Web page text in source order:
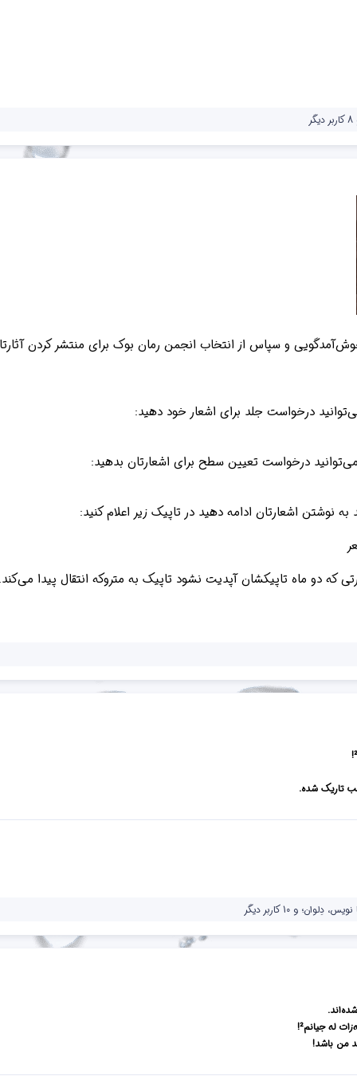
و سپاس از انتخاب انجمن رمان بوک برای منتشر کردن
درخواست جلد برای اشعار خود دهید:
درخواست تعیین سطح برای اشعارتان بدهید:
نوشتن اشعارتان ادامه دهید در تاپیک زیر اعلام کنید:
که دو ماه تاپیکشان آپدیت نشود تاپیک به متروکه انتقال پیدا
تاریک شده.
نویس، دِلوان؛ و 10 کاربر دیگر
له جیانم²!
من باشد!